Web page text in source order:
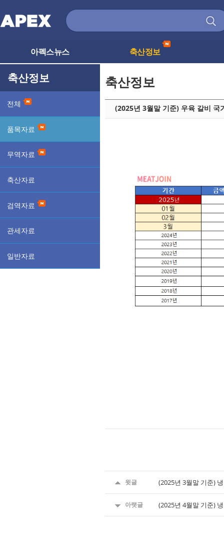
아펙스뉴스 축산정보
축산정보
전체
품목자료
무역자료
축산자료
검역자료
관세자료
일반자료
축산정보
(2025년 3월말 기준) 우육 갈비 국
윗글 (2025년 3월말 기준)
아랫글 (2025년 4월말 기준)